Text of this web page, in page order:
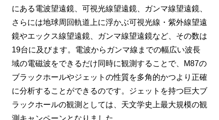
にある電波望遠鏡、可視光線望遠鏡、ガンマ線望遠鏡、
さらには地球周回軌道上に浮かぶ可視光線・紫外線望遠
鏡やエックス線望遠鏡、ガンマ線望遠鏡など、その数は
19台に及びます。電波からガンマ線までの幅広い波長
域の電磁波をできるだけ同時に観測することで、M87の
ブラックホールやジェットの性質を多角的かつより正確
に分析することができるのです。ジェットを持つ巨大ブ
ラックホールの観測としては、天文学史上最大規模の観